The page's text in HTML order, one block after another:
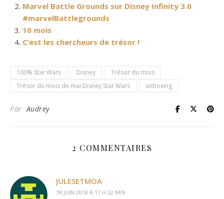
Marvel Battle Grounds sur Disney Infinity 3.0
#marvelBattlegrounds
10 mois
C’est les chercheurs de trésor !
100% Star Wars Disney
Trésor du mois
Trésor du mois de mai Disney Star Wars
unboxing
Par Audrey
2 COMMENTAIRES
JULESETMOA
18 JUIN 2018 À 17 H 22 MIN